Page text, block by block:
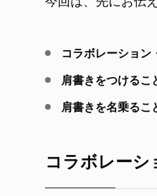
コラボレーション
肩書きをつけるこ
肩書きを名乗るこ
コラボレー